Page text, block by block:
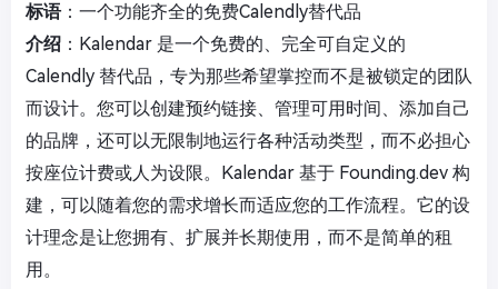
标语：一个功能齐全的免费Calendly替代品
介绍 ：Kalendar 是一个免费的、完全可自定义的
Calendly 替代品，专为那些希望掌控而不是被锁定的团队
而设计。您可以创建预约链接、管理可用时间、添加自己
的品牌，还可以无限制地运行各种活动类型，而不必担心
按座位计费或人为设限。Kalendar 基于 Founding.dev 构
建，可以随着您的需求增长而适应您的工作流程。它的设
计理念是让您拥有、扩展并长期使用，而不是简单的租
用。